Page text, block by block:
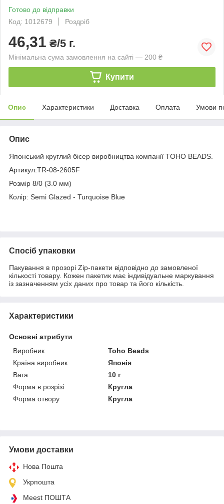
Готово до відправки
Код: 1012679
Роздріб
46,31 ₴/5 г.
Мінімальна сума замовлення на сайті — 200 ₴
Купити
Опис Характеристики Доставка Оплата Умови
Опис
Японський круглий бісер виробництва компанії TOHO BEADS.
Артикул:TR-08-2605F
Розмір 8/0 (3.0 мм)
Колір: Semi Glazed - Turquoise Blue
Спосіб упаковки
Пакування в прозорі Zip-пакети відповідно до замовленої
кількості товару. Кожен пакетик має індивідуальне маркування
із зазначенням усіх даних про товар та його кількість.
Характеристики
Основні атрибути
Виробник
Toho Beads
Країна виробник
Японія
Вага
10 г
Форма в розрізі
Кругла
Форма отвору
Кругла
Умови доставки
Нова Пошта
Укрпошта
Meest ПОШТА